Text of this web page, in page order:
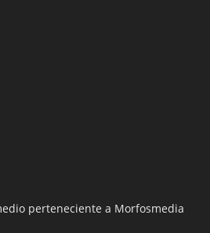
perteneciente a Morfosmedia